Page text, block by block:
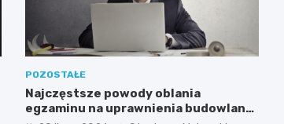
POZOSTAŁE
Najczęstsze powody oblania
egzaminu na uprawnienia budowlane